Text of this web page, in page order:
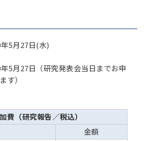
年5月27日(水)
年5月27日（研究発表会当日までお申
す）
費（研究報告／税込）
金額